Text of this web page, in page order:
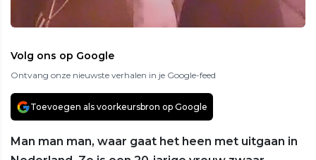
Volg ons op Google
Ontvang onze nieuwste verhalen in je Google-feed
Toevoegen als voorkeursbron op Google
Man man man, waar gaat het heen met uitgaan in